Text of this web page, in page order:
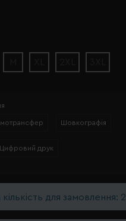
Шовкографія
Цифровий друк
кількість для замовлення: 2